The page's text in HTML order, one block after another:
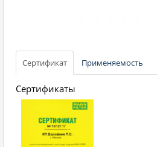
Сертификат Применяемость
Сертификаты